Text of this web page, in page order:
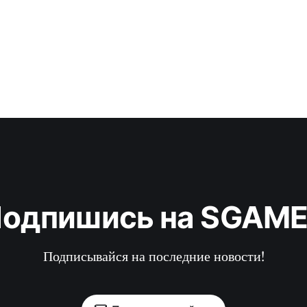
на
Подписывайся на последние новости!